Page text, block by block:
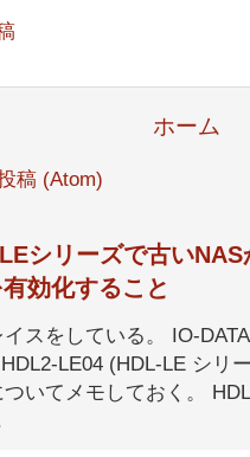
ホーム
稿 (Atom)
シリーズで古い
効化すること
スをしている。 IO-
LE04 (HDL-LE シリ
いてメモしておく。